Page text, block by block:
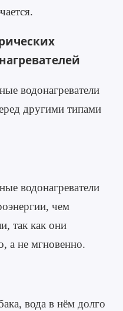
водонагреватели
другими типами
водонагреватели
чем
так как они
а не мгновенно.
вода в нём долго